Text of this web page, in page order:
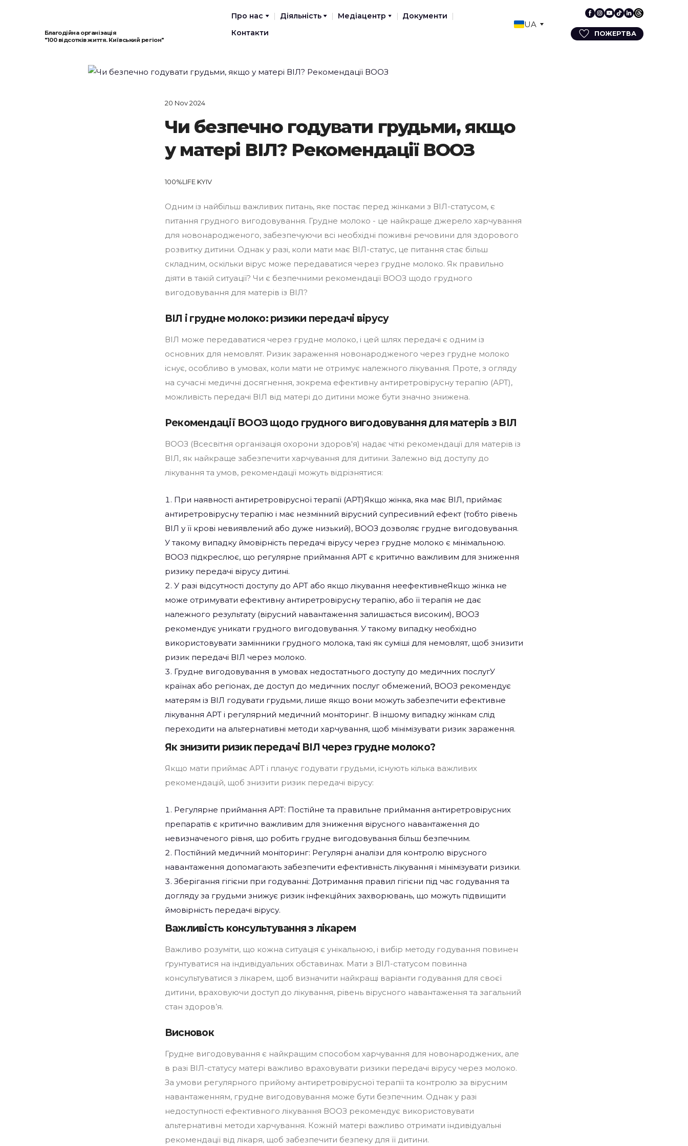
Благодійна організація
"100 відсотків життя. Київський регіон"
Про нас Діяльність Медіацентр
Документи
Контакти
UA
ПОЖЕРТВА
20 Nov 2024
Чи безпечно годувати грудьми, якщо
у матері ВІЛ? Рекомендації ВООЗ
100%LIFE KYIV
Одним із найбільш важливих питань, яке постає перед жінками з ВІЛ-статусом, є
питання грудного вигодовування. Грудне молоко - це найкраще джерело харчування
для новонародженого, забезпечуючи всі необхідні поживні речовини для здорового
розвитку дитини. Однак у разі, коли мати має ВІЛ-статус, це питання стає більш
складним, оскільки вірус може передаватися через грудне молоко. Як правильно
діяти в такій ситуації? Чи є безпечними рекомендації ВООЗ щодо грудного
вигодовування для матерів із ВІЛ?
ВІЛ і грудне молоко: ризики передачі вірусу
ВІЛ може передаватися через грудне молоко, і цей шлях передачі є одним із
основних для немовлят. Ризик зараження новонародженого через грудне молоко
існує, особливо в умовах, коли мати не отримує належного лікування. Проте, з огляду
на сучасні медичні досягнення, зокрема ефективну антиретровірусну терапію (АРТ),
можливість передачі ВІЛ від матері до дитини може бути значно знижена.
Рекомендації ВООЗ щодо грудного вигодовування для матерів з ВІЛ
ВООЗ (Всесвітня організація охорони здоров'я) надає чіткі рекомендації для матерів із
ВІЛ, як найкраще забезпечити харчування для дитини. Залежно від доступу до
лікування та умов, рекомендації можуть відрізнятися:
При наявності антиретровірусної терапії (АРТ)Якщо жінка, яка має ВІЛ, приймає
антиретровірусну терапію і має незмінний вірусний супресивний ефект (тобто рівень
ВІЛ у її крові невиявлений або дуже низький), ВООЗ дозволяє грудне вигодовування.
У такому випадку ймовірність передачі вірусу через грудне молоко є мінімальною.
ВООЗ підкреслює, що регулярне приймання АРТ є критично важливим для зниження
ризику передачі вірусу дитині.
У разі відсутності доступу до АРТ або якщо лікування неефективнеЯкщо жінка не
може отримувати ефективну антиретровірусну терапію, або її терапія не дає
належного результату (вірусний навантаження залишається високим), ВООЗ
рекомендує уникати грудного вигодовування. У такому випадку необхідно
використовувати замінники грудного молока, такі як суміші для немовлят, щоб знизити
ризик передачі ВІЛ через молоко.
Грудне вигодовування в умовах недостатнього доступу до медичних послугУ
країнах або регіонах, де доступ до медичних послуг обмежений, ВООЗ рекомендує
матерям із ВІЛ годувати грудьми, лише якщо вони можуть забезпечити ефективне
лікування АРТ і регулярний медичний моніторинг. В іншому випадку жінкам слід
переходити на альтернативні методи харчування, щоб мінімізувати ризик зараження.
Як знизити ризик передачі ВІЛ через грудне молоко?
Якщо мати приймає АРТ і планує годувати грудьми, існують кілька важливих
рекомендацій, щоб знизити ризик передачі вірусу:
Регулярне приймання АРТ: Постійне та правильне приймання антиретровірусних
препаратів є критично важливим для зниження вірусного навантаження до
невизначеного рівня, що робить грудне вигодовування більш безпечним.
Постійний медичний моніторинг: Регулярні аналізи для контролю вірусного
навантаження допомагають забезпечити ефективність лікування і мінімізувати ризики.
Зберігання гігієни при годуванні: Дотримання правил гігієни під час годування та
догляду за грудьми знижує ризик інфекційних захворювань, що можуть підвищити
ймовірність передачі вірусу.
Важливість консультування з лікарем
Важливо розуміти, що кожна ситуація є унікальною, і вибір методу годування повинен
ґрунтуватися на індивідуальних обставинах. Мати з ВІЛ-статусом повинна
консультуватися з лікарем, щоб визначити найкращі варіанти годування для своєї
дитини, враховуючи доступ до лікування, рівень вірусного навантаження та загальний
стан здоров’я.
Висновок
Грудне вигодовування є найкращим способом харчування для новонароджених, але
в разі ВІЛ-статусу матері важливо враховувати ризики передачі вірусу через молоко.
За умови регулярного прийому антиретровірусної терапії та контролю за вірусним
навантаженням, грудне вигодовування може бути безпечним. Однак у разі
недоступності ефективного лікування ВООЗ рекомендує використовувати
альтернативні методи харчування. Кожній матері важливо отримати індивідуальні
рекомендації від лікаря, щоб забезпечити безпеку для її дитини.